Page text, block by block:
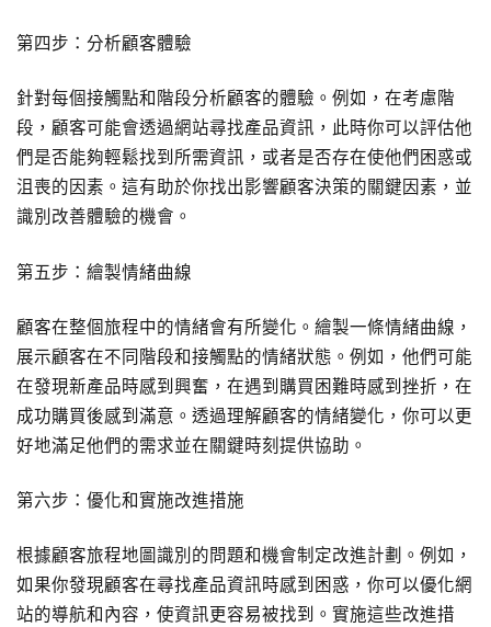
第四步：分析顧客體驗
針對每個接觸點和階段分析顧客的體驗。例如，在考慮階
段，顧客可能會透過網站尋找產品資訊，此時你可以評估他
們是否能夠輕鬆找到所需資訊，或者是否存在使他們困惑或
沮喪的因素。這有助於你找出影響顧客決策的關鍵因素，並
識別改善體驗的機會。
第五步：繪製情緒曲線
顧客在整個旅程中的情緒會有所變化。繪製一條情緒曲線，
展示顧客在不同階段和接觸點的情緒狀態。例如，他們可能
在發現新產品時感到興奮，在遇到購買困難時感到挫折，在
成功購買後感到滿意。透過理解顧客的情緒變化，你可以更
好地滿足他們的需求並在關鍵時刻提供協助。
第六步：優化和實施改進措施
根據顧客旅程地圖識別的問題和機會制定改進計劃。例如，
如果你發現顧客在尋找產品資訊時感到困惑，你可以優化網
站的導航和內容，使資訊更容易被找到。實施這些改進措